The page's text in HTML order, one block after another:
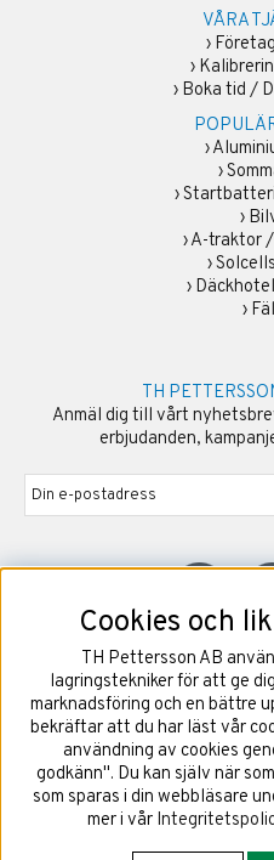
VÅRA
›
›
› Boka tid /
›
›
›
›
›A-traktor
›
›
›
TH
Anmäl dig till vårt
erbjudanden,
©2026Copyright
Cookies och
TH Pettersson AB
lagringstekniker för att ge
marknadsföring och en bättre
bekräftar att du har läst vår
användning av cookies
godkänn". Du kan själv när
som sparas i din webbläsare
mer i vår